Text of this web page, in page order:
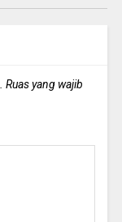
Ruas yang wajib